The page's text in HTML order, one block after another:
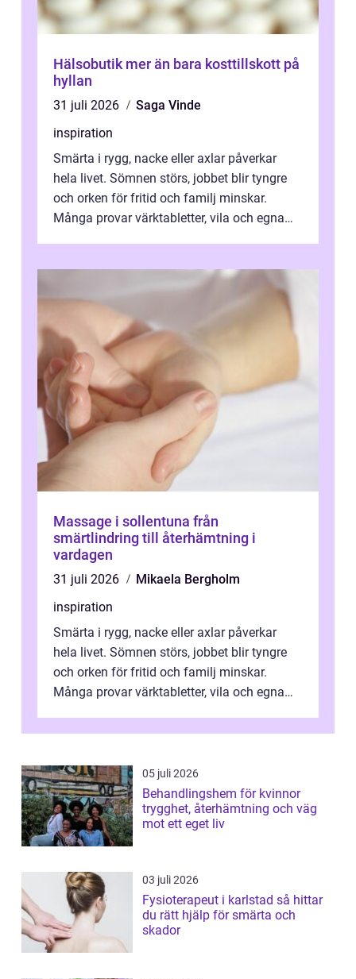
Hälsobutik mer än bara kosttillskott på
hyllan
31 juli 2026
Saga Vinde
inspiration
Smärta i rygg, nacke eller axlar påverkar
hela livet. Sömnen störs, jobbet blir tyngre
och orken för fritid och familj minskar.
Många provar värktabletter, vila och egna
Massage i sollentuna från
smärtlindring till återhämtning i
vardagen
31 juli 2026
Mikaela Bergholm
inspiration
Smärta i rygg, nacke eller axlar påverkar
hela livet. Sömnen störs, jobbet blir tyngre
och orken för fritid och familj minskar.
Många provar värktabletter, vila och egna
05 juli 2026
Behandlingshem för kvinnor
trygghet, återhämtning och väg
mot ett eget liv
03 juli 2026
Fysioterapeut i karlstad så hittar
du rätt hjälp för smärta och
skador